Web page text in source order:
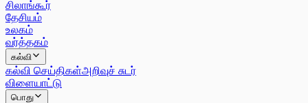
சிலாங்கூர்
தேசியம்
உலகம்
வர்த்தகம்
கல்வி
கல்வி செய்திகள்அறிவுச் சுடர்
விளையாட்டு
பொது